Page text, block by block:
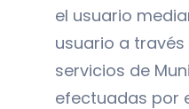
el usuario
usuario a
servicios de
efectuadas por